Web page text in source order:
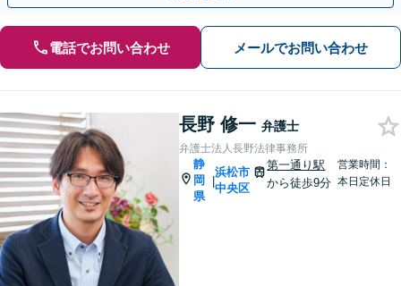
電話でお問い合わせ メールでお問い合わせ
長野 修一 弁護士
弁護士法人長野法律事務所
静
岡
県
|
浜松市
中央区
第一通り駅
から徒歩9分
営業時間：
本日定休日